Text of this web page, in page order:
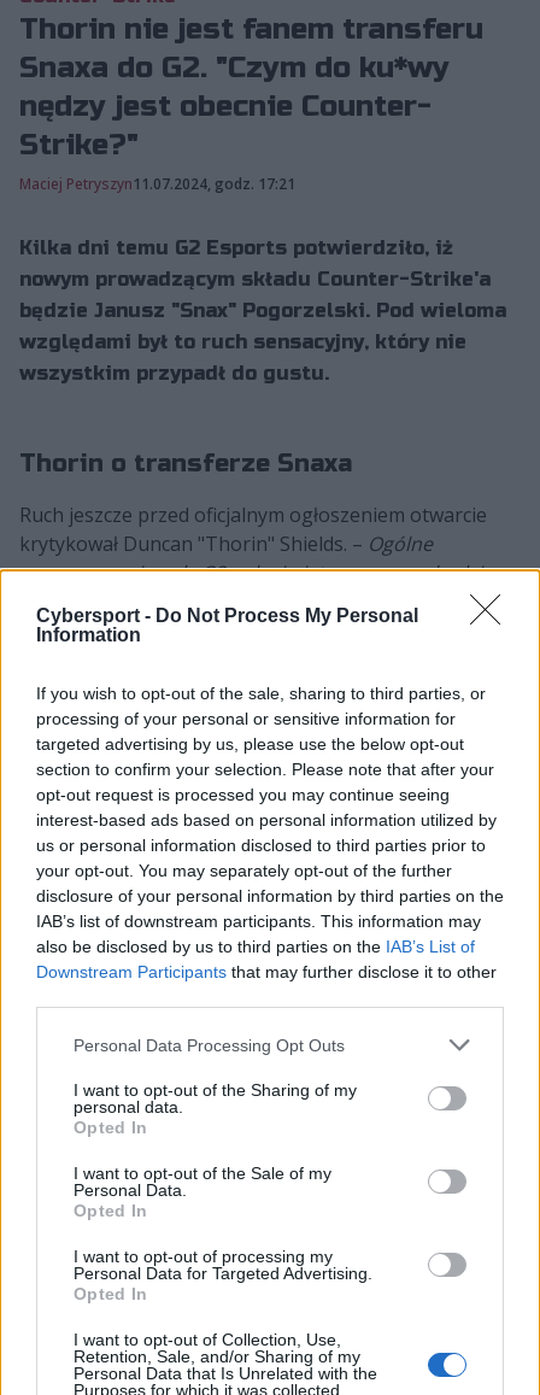
Cybersport - Do Not Process My Personal
Information
If you wish to opt-out of the sale, sharing to third parties, or
processing of your personal or sensitive information for
targeted advertising by us, please use the below opt-out
section to confirm your selection. Please note that after your
opt-out request is processed you may continue seeing
interest-based ads based on personal information utilized by
us or personal information disclosed to third parties prior to
your opt-out. You may separately opt-out of the further
disclosure of your personal information by third parties on the
IAB’s list of downstream participants. This information may
also be disclosed by us to third parties on the IAB’s List of
Downstream Participants that may further disclose it to other
Personal Data Processing Opt Outs
I want to opt-out of the Sharing of my
personal data.
Opted In
I want to opt-out of the Sale of my
Personal Data.
Opted In
I want to opt-out of processing my
Personal Data for Targeted Advertising.
Opted In
I want to opt-out of Collection, Use,
Retention, Sale, and/or Sharing of my
Personal Data that Is Unrelated with the
Purposes for which it was collected.
Thorin nie jest fanem transferu
Snaxa do G2. "Czym do ku*wy
nędzy jest obecnie Counter-
Strike?"
Maciej Petryszyn11.07.2024, godz. 17:21
Kilka dni temu G2 Esports potwierdziło, iż
nowym prowadzącym składu Counter-Strike'a
będzie Janusz "Snax" Pogorzelski. Pod wieloma
względami był to ruch sensacyjny, który nie
wszystkim przypadł do gustu.
Thorin o transferze Snaxa
Ruch jeszcze przed oficjalnym ogłoszeniem otwarcie
krytykował Duncan "Thorin" Shields. – Ogólne
rozczarowanie, gdy G2 ogłosi piątego gracza, będzie
epickie. Ludzie oczekują czołowego talentu, ale po
prostu poczekajcie...– pisał brytyjski dziennikarz na
właśnie Polak zasili szeregi Samurajów, Shields
atakował dalej. –Ostatnie trzy nabytki G2 to nexa,
malbMd i Snax. Czy generalny menadżer G2 uderzył się
w głowię i obudził się sądząc, że pracuje dla OG?–
szydził 41-latek. Przypomnijmy, że swego czasu Snax
był jednym z najlepszy graczy na świecie. W 2014 roku
sięgnął z Virtus.pro nawet po mistrzostwo świata.
Niemniej w ostatnich latach znajdował się poza
czołówką. Dopiero angaż w GamerLegionie jesienią
minionego roku pozwolił mu wrócić na dużą scenę.
Counter-Strike'a 2:
Tak czy inaczej, ze strony Shieldsa to nie był koniec, bo
Wyobraźcie sobie, że G2 bierze blame'aF oraz k0nfiga i
czyni NiKo prowadzącym. Dajcie mi spokój z krytyką